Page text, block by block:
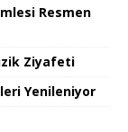
Resmen
Ziyafeti
Yenileniyor